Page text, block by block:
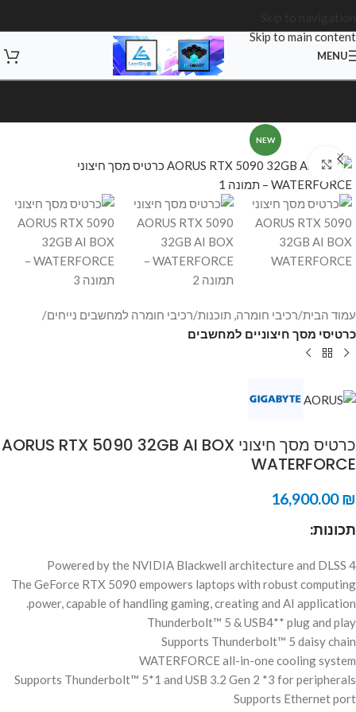
Skip to main content
MENU
NEW
Click to enlarge
עמוד הבית רכיבי חומרה, תוכנות רכיבי חומרה למחשבים נייחים
כרטיסי מסך חיצוניים למחשבים
כרטיס מסך חיצוני AORUS RTX 5090 32GB AI BOX
WATERFORCE
16,900.00₪
תכונות:
Powered by the NVIDIA Blackwell architecture and DLSS 4
The GeForce RTX 5090 empowers laptops with robust computing
power, capable of handling gaming, creating and AI application.
Thunderbolt™ 5 & USB4** plug and play
Supports Thunderbolt™ 5 daisy chain
WATERFORCE all-in-one cooling system
Supports Thunderbolt™ 5*1 and USB 3.2 Gen 2 *3 for peripherals
Supports Ethernet port